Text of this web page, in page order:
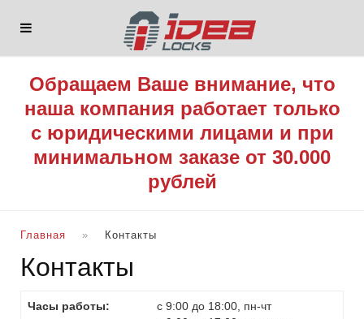
Обращаем Ваше внимание, что
наша компания работает только
с юридическими лицами и при
минимальном заказе от 30.000
рублей
Главная Контакты
Контакты
Часы работы:
с 9:00 до 18:00, пн-чт